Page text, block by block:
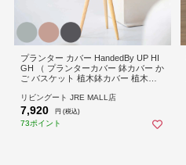
プランター カバー HandedBy UP HI
GH （ プランターカバー 鉢カバー か
ご バスケット 植木鉢カバー 植木鉢
メイド ポットカバー 花台 植物 花 観
葉花台 小物入れ インテリア エコ ）
【DARKGREY】
リビングート JRE MALL店
7,920 円 (税込)
73ポイント